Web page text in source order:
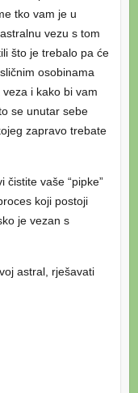
tko vam je u
vezu s tom
što je trebalo pa će
osobinama
i kako bi vam
se unutar sebe
zapravo trebate
čistite vaše “pipke”
koji postoji
je vezan s
astral, rješavati